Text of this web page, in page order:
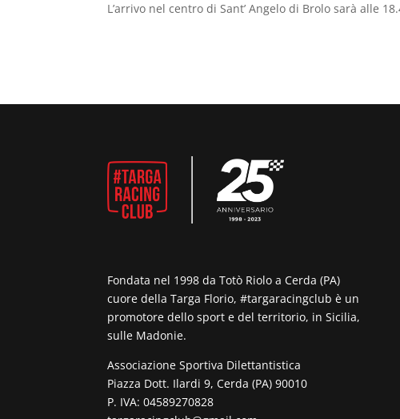
L’arrivo nel centro di Sant’ Angelo di Brolo sarà alle
Fondata nel 1998 da Totò Riolo a Cerda (PA)
cuore della Targa Florio, #targaracingclub è un
promotore dello sport e del territorio, in Sicilia,
sulle Madonie.
Associazione Sportiva Dilettantistica
Piazza Dott. Ilardi 9, Cerda (PA) 90010
P. IVA: 04589270828